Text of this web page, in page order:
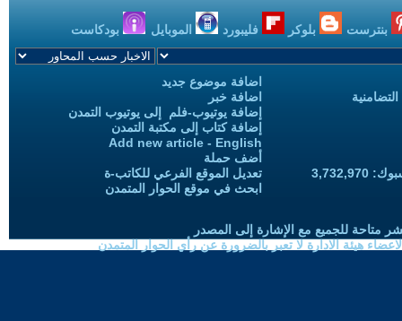
بنترست بلوكر فليبورد الموبايل بودكاست
اضافة موضوع جديد
اضافة خبر
إضافة يوتيوب-فلم إلى يوتيوب التمدن
إضافة كتاب إلى مكتبة التمدن
Add new article - English
أضف حملة
تعديل الموقع الفرعي للكاتب-ة
ابحث في موقع الحوار المتمدن
متاحة للجميع مع الإشارة إلى المصدر
هيئة الادارة لا تعبر بالضرورة عن رأي الحوار المتمدن